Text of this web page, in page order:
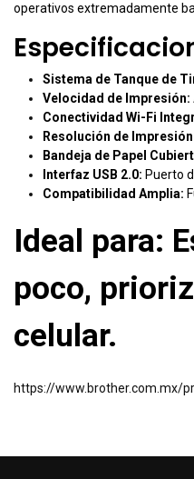
operativos extremadamente
Sistema de Tanque de
Velocidad de Impresión:
Conectividad Wi-Fi
Resolución de
Bandeja de Papel
Interfaz USB 2.0: Puerto
Compatibilidad Amplia:
Ideal para:
poco,
celular.
https://www.brother.com.mx/